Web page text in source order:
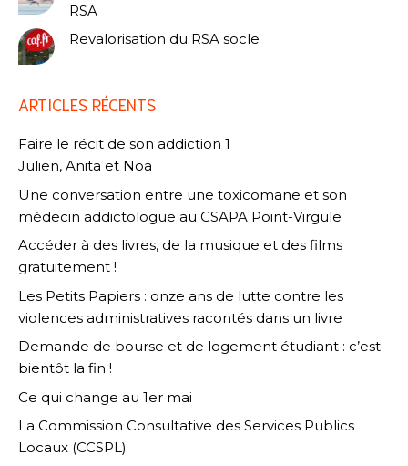
RSA
Revalorisation du RSA socle
ARTICLES RÉCENTS
Faire le récit de son addiction 1
Julien, Anita et Noa
Une conversation entre une toxicomane et son
médecin addictologue au CSAPA Point-Virgule
Accéder à des livres, de la musique et des films
gratuitement !
Les Petits Papiers : onze ans de lutte contre les
violences administratives racontés dans un livre
Demande de bourse et de logement étudiant : c’est
bientôt la fin !
Ce qui change au 1er mai
La Commission Consultative des Services Publics
Locaux (CCSPL)